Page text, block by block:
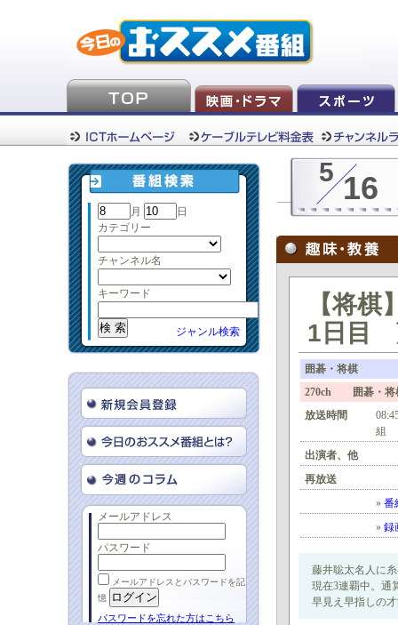
月
日
カテゴリー
チャンネル名
キーワード
ジャンル検索
メールアドレス
パスワード
メールアドレスとパスワードを記
憶
パスワードを忘れた方はこちら
5 16
【将
1日目
囲碁・将棋
270ch 囲碁・将
放送時間
組
出演者、他
再放送
» 番
» 録
藤井聡太名人に
現在3連覇中。通
早見え早指しの